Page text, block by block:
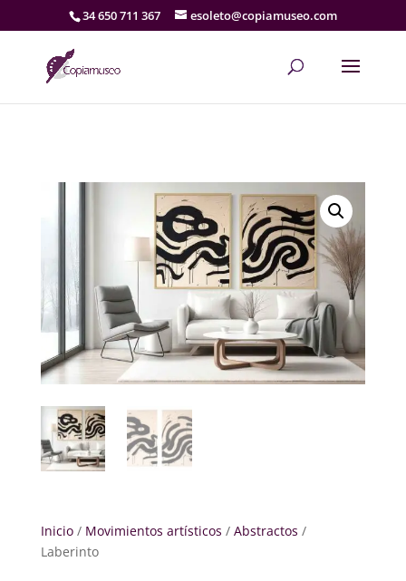
34 650 711 367 esoleto@copiamuseo.com
Inicio/ Movimientos artísticos / Abstractos /
Laberinto